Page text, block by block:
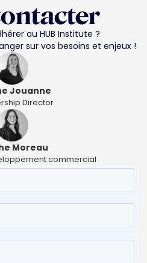
au HUB Institute ?
sur vos besoins et enjeux !
Jouanne
Director
Moreau
commercial